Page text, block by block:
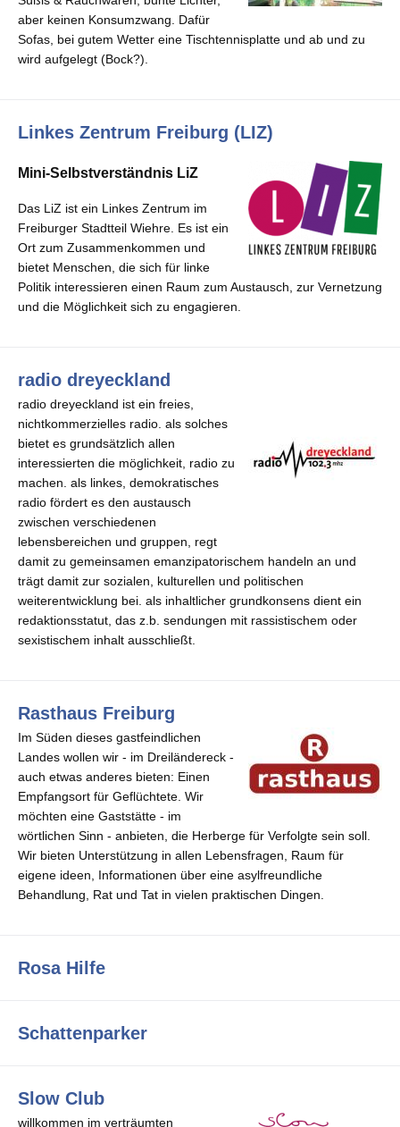
aber keinen Konsumzwang. Dafür
Sofas, bei gutem Wetter eine Tischtennisplatte und ab und zu
wird aufgelegt (Bock?).
Linkes Zentrum Freiburg (LIZ)
Mini-Selbstverständnis LiZ
Das LiZ ist ein Linkes Zentrum im
Freiburger Stadtteil Wiehre. Es ist ein
Ort zum Zusammenkommen und
bietet Menschen, die sich für linke
Politik interessieren einen Raum zum Austausch, zur Vernetzung
und die Möglichkeit sich zu engagieren.
radio dreyeckland
radio dreyeckland ist ein freies,
nichtkommerzielles radio. als solches
bietet es grundsätzlich allen
interessierten die möglichkeit, radio zu
machen. als linkes, demokratisches
radio fördert es den austausch
zwischen verschiedenen
lebensbereichen und gruppen, regt
damit zu gemeinsamen emanzipatorischem handeln an und
trägt damit zur sozialen, kulturellen und politischen
weiterentwicklung bei. als inhaltlicher grundkonsens dient ein
redaktionsstatut, das z.b. sendungen mit rassistischem oder
sexistischem inhalt ausschließt.
Rasthaus Freiburg
Im Süden dieses gastfeindlichen
Landes wollen wir - im Dreiländereck -
auch etwas anderes bieten: Einen
Empfangsort für Geflüchtete. Wir
möchten eine Gaststätte - im
wörtlichen Sinn - anbieten, die Herberge für Verfolgte sein soll.
Wir bieten Unterstützung in allen Lebensfragen, Raum für
eigene ideen, Informationen über eine asylfreundliche
Behandlung, Rat und Tat in vielen praktischen Dingen.
Rosa Hilfe
Schattenparker
Slow Club
willkommen im verträumten